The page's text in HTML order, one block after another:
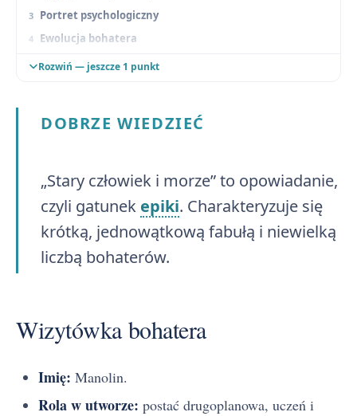
Portret psychologiczny
Ewolucja bohatera
Ocena postaci
Rozwiń — jeszcze 1 punkt
DOBRZE WIEDZIEĆ
„Stary człowiek i morze” to opowiadanie,
czyli gatunek epiki. Charakteryzuje się
krótką, jednowątkową fabułą i niewielką
liczbą bohaterów.
Wizytówka bohatera
Imię: Manolin.
Rola w utworze: postać drugoplanowa, uczeń i